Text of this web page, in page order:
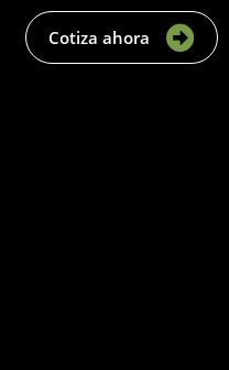
Cotiza ahora